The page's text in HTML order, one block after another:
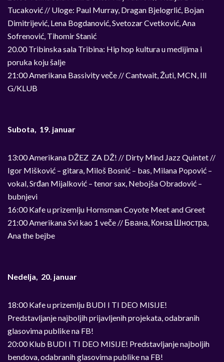
Tucaković // Uloge: Paul Murray, Dragan Bjelogrlić, Bojan
Dimitrijević, Lena Bogdanović, Svetozar Cvetković, Ana
Sofrenović, Tihomir Stanić
20.00 Tribinska sala Tribina: Hip hop kultura u medijima i
poruka koju šalje
21:00 Amerikana Bassivity veče // Cantwait, Žuti, MCN, Ill
G/KLUB
Subota, 19. januar
13:00 Amerikana DŽEZ ZA DŽ! // Dirty Mind Jazz Quintet //
Igor Mišković – gitara, Miloš Bosnić – bas, Milana Popović –
vokal, Srđan Mijalković – tenor sax, Nebojša Obradović –
bubnjevi
16:00 Kafe u prizemlju Hornsman Coyote Meet and Greet
21:00 Amerikana Svi kao 1 veče // Бвана, Конза Шностра,
Ana the bejbe
Nedelja, 20. januar
18:00 Kafe u prizemlju BUDI I TI DEO MISIJE!
Predstavljanje najboljih prijavljenih projekata, odabranih
glasovima publike na FB!
20:00 Klub BUDI I TI DEO MISIJE! Predstavljanje najboljih
bendova, odabranih glasovima publike na FB!